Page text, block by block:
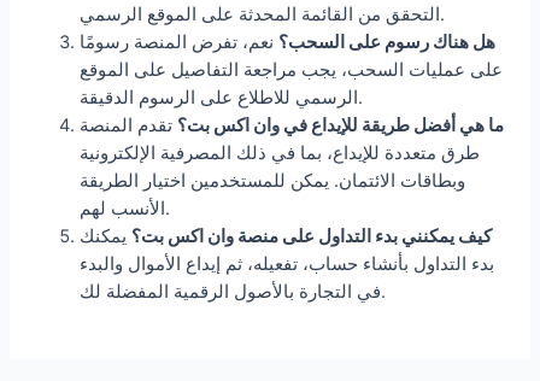
التحقق من القائمة المحدثة على الموقع الرسمي.
هل هناك رسوم على السحب؟ نعم، تفرض المنصة رسومًا
على عمليات السحب، يجب مراجعة التفاصيل على الموقع
الرسمي للاطلاع على الرسوم الدقيقة.
ما هي أفضل طريقة للإيداع في وان اكس بت؟ تقدم المنصة
طرق متعددة للإيداع، بما في ذلك المصرفية الإلكترونية
وبطاقات الائتمان. يمكن للمستخدمين اختيار الطريقة
الأنسب لهم.
كيف يمكنني بدء التداول على منصة وان اكس بت؟ يمكنك
بدء التداول بأنشاء حساب، تفعيله، ثم إيداع الأموال والبدء
في التجارة بالأصول الرقمية المفضلة لك.